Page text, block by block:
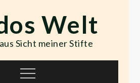
Welt
Sicht meiner Stifte
Menu